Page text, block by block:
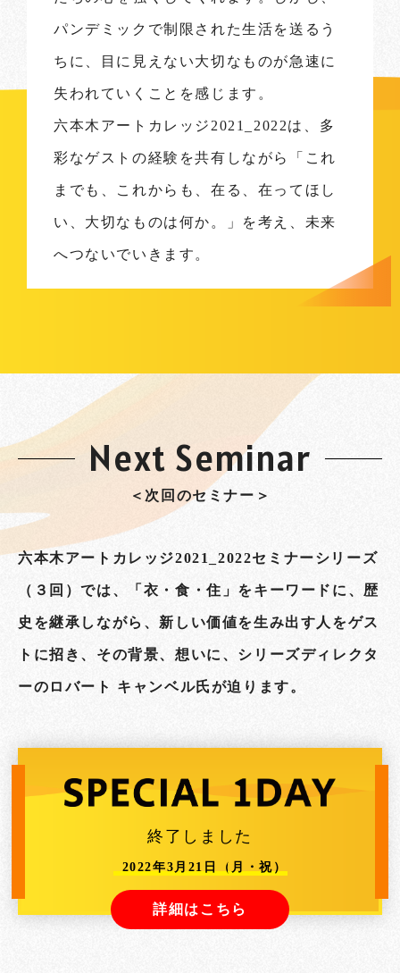
パンデミックで制限された生活を送るう
ちに、目に見えない大切なものが急速に
失われていくことを感じます。
六本木アートカレッジ2021_2022は、多
彩なゲストの経験を共有しながら「これ
までも、これからも、在る、在ってほし
い、大切なものは何か。」を考え、未来
へつないでいきます。
Next Seminar
＜次回のセミナー＞
六本木アートカレッジ2021_2022セミナーシリーズ
（３回）では、「衣・食・住」をキーワードに、歴
史を継承しながら、新しい価値を生み出す人をゲス
トに招き、その背景、想いに、シリーズディレクタ
ーのロバート キャンベル氏が迫ります。
終了しました
2022年3月21日（月・祝）
詳細はこちら